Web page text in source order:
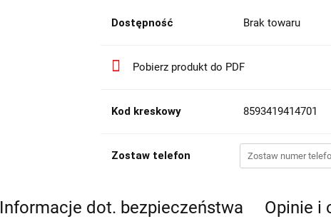
Dostępność Brak towaru
Pobierz produkt do PDF
Kod kreskowy 8593419414701
Zostaw telefon
Informacje dot. bezpieczeństwa Opinie i